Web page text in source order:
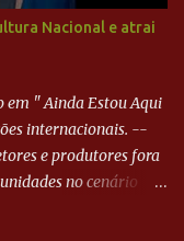
surpreendeu o
Jefferson teve
para matar espera...
Nacional e atrai
em " Ainda Estou Aqui
internacionais. --
e produtores fora
no cenário